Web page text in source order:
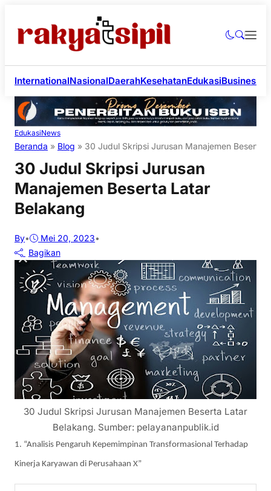
InternationalNasionalDaerahKesehatanEdukasiBusiness
EdukasiNews
Beranda » Blog » 30 Judul Skripsi Jurusan Manajemen Beserta
30 Judul Skripsi Jurusan
Manajemen Beserta Latar
Belakang
By• Mei 20, 2023•
Bagikan
30 Judul Skripsi Jurusan Manajemen Beserta Latar
Belakang. Sumber: pelayananpublik.id
1. “Analisis Pengaruh Kepemimpinan Transformasional Terhadap
Kinerja Karyawan di Perusahaan X”